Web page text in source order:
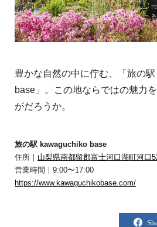
豊かな自然の中に佇む、「旅の
base」。この地ならではの魅力
がだろうか。
旅の駅 kawaguchiko base
住所｜ 山梨県南都留郡富士河口湖町河口
営業時間｜9:00〜17:00
https://www.kawaguchikobase.com/